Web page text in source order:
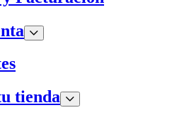
tienda